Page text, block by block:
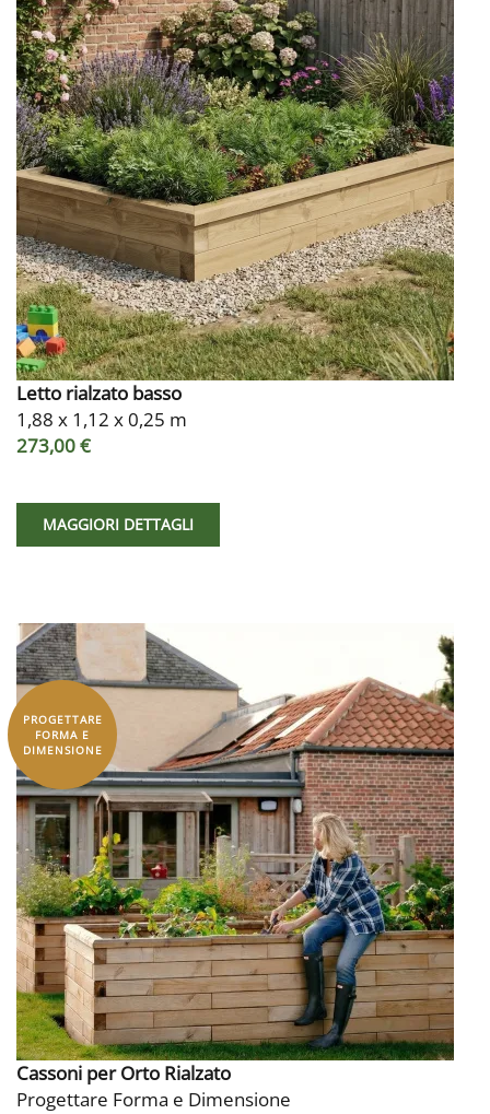
Letto rialzato basso
1,88 x 1,12 x 0,25 m
273,00 €
MAGGIORI DETTAGLI
PROGETTARE
FORMA E
DIMENSIONE
Cassoni per Orto Rialzato
Progettare Forma e Dimensione